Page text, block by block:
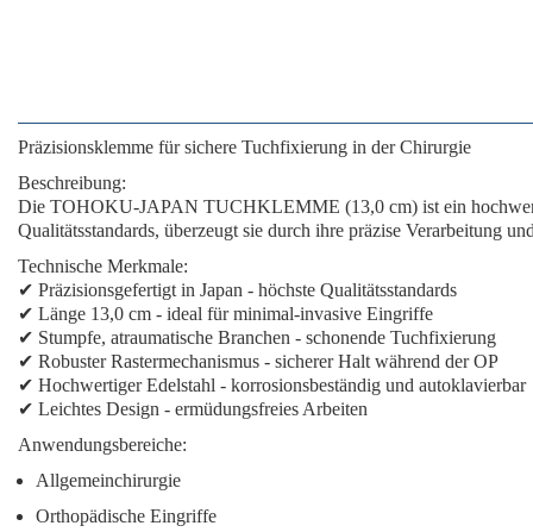
Präzisionsklemme für sichere Tuchfixierung in der Chirurgie
Beschreibung:
Die TOHOKU-JAPAN TUCHKLEMME (13,0 cm) ist ein
Qualitätsstandards, überzeugt sie durch ihre präzise Verarbeitung
Technische Merkmale:
✔ Präzisionsgefertigt in Japan - höchste Qualitätsstandards
✔ Länge 13,0 cm - ideal für minimal-invasive Eingriffe
✔ Stumpfe, atraumatische Branchen - schonende Tuchfixierung
✔ Robuster Rastermechanismus - sicherer Halt während der OP
✔ Hochwertiger Edelstahl - korrosionsbeständig und autoklavierbar
✔ Leichtes Design - ermüdungsfreies Arbeiten
Anwendungsbereiche:
Allgemeinchirurgie
Orthopädische Eingriffe